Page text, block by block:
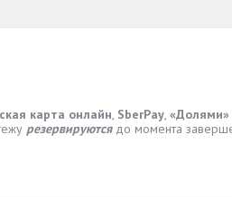
карта онлайн, SberPay, «Долями»
резервируютсядо момента